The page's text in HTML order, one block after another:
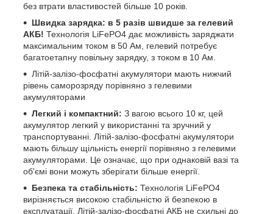
без втрати властивостей більше 10 років.
Швидка зарядка: в 5 разів швидше за гелевий
АКБ! Технологія LiFePO4 дає можливість заряджати
максимальним током в 50 Ам, гелевий потребує
багатоетапну повільну зарядку, з током в 10 Ам.
Літій-залізо-фосфатні акумулятори мають нижчий
рівень саморозряду порівняно з гелевими
акумуляторами
Легкий і компактний: З вагою всього 10 кг, цей
акумулятор легкий у використанні та зручний у
транспортуванні. Літій-залізо-фосфатні акумулятори
мають більшу щільність енергії порівняно з гелевими
акумуляторами. Це означає, що при однаковій вазі та
об'ємі вони можуть зберігати більше енергії.
Безпека та стабільність: Технологія LiFePO4
вирізняється високою стабільністю й безпекою в
експлуатації. Літій-залізо-фосфатні АКБ не схильні до